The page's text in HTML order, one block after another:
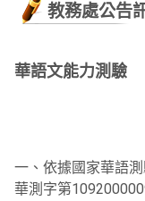
教務處公告
華語文能力測驗
一、依據國家華語
華測字第